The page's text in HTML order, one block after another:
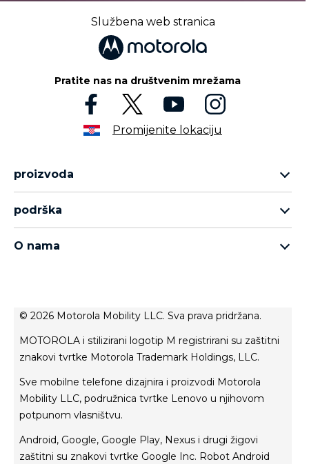
Službena web stranica
Pratite nas na društvenim mrežama
Promijenite lokaciju
proizvoda
asortiman moto g
podrška
O nama
politika privatnosti
uvjeti prodaje
privatnost proizvoda
© 2026 Motorola Mobility LLC. Sva prava pridržana.
MOTOROLA i stilizirani logotip M registrirani su zaštitni
znakovi tvrtke Motorola Trademark Holdings, LLC.
Sve mobilne telefone dizajnira i proizvodi Motorola
Mobility LLC, podružnica tvrtke Lenovo u njihovom
potpunom vlasništvu.
Android, Google, Google Play, Nexus i drugi žigovi
zaštitni su znakovi tvrtke Google Inc. Robot Android